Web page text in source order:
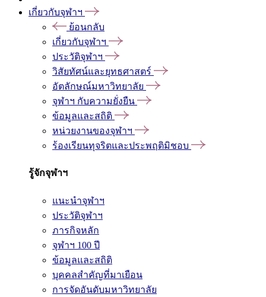
เกี่ยวกับจุฬาฯ
ย้อนกลับ
เกี่ยวกับจุฬาฯ
ประวัติจุฬาฯ
วิสัยทัศน์และยุทธศาสตร์
อัตลักษณ์มหาวิทยาลัย
จุฬาฯ กับความยั่งยืน
ข้อมูลและสถิติ
หน่วยงานของจุฬาฯ
ร้องเรียนทุจริตและประพฤติมิชอบ
รู้จักจุฬาฯ
แนะนำจุฬาฯ
ประวัติจุฬาฯ
ภารกิจหลัก
จุฬาฯ 100 ปี
ข้อมูลและสถิติ
บุคคลสำคัญที่มาเยือน
การจัดอันดับมหาวิทยาลัย